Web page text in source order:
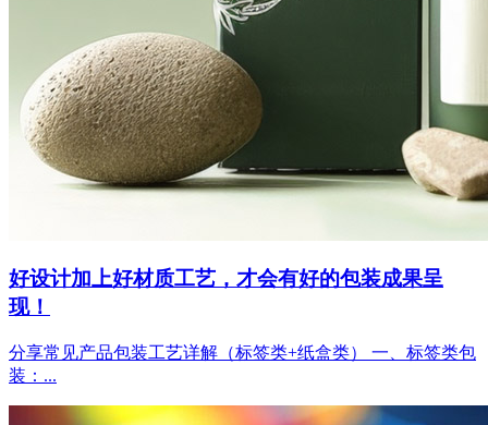
好设计加上好材质工艺，才会有好的包装成果呈
现！
分享常见产品包装工艺详解（标签类+纸盒类） 一、标签类包
装：...